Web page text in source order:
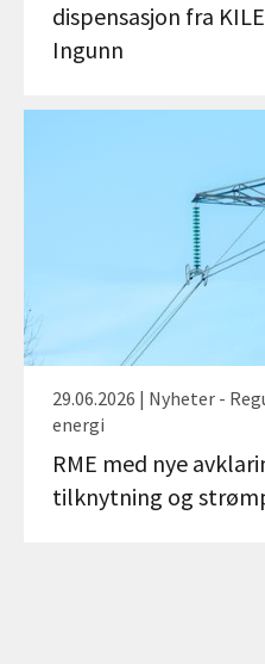
dispensasjon fra
Ingunn
29.06.2026 | Nyheter -
energi
RME med nye
tilknytning og